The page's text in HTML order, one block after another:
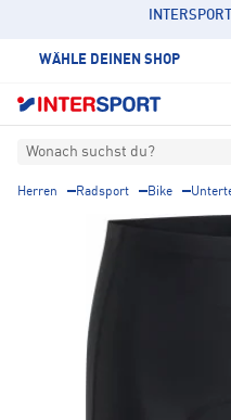
WÄHLE DEINEN SHOP
Wonach suchst du?
Herren Radsport Bike